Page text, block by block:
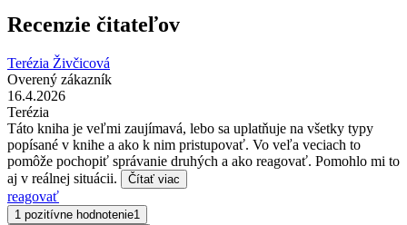
Recenzie čitateľov
Terézia Živčicová
Overený zákazník
16.4.2026
Terézia
Táto kniha je veľmi zaujímavá, lebo sa uplatňuje na všetky typy
popísané v knihe a ako k nim pristupovať. Vo veľa veciach to
pomôže pochopiť správanie druhých a ako reagovať. Pomohlo mi to
aj v reálnej situácii.
Čítať viac
reagovať
1 pozitívne hodnotenie1